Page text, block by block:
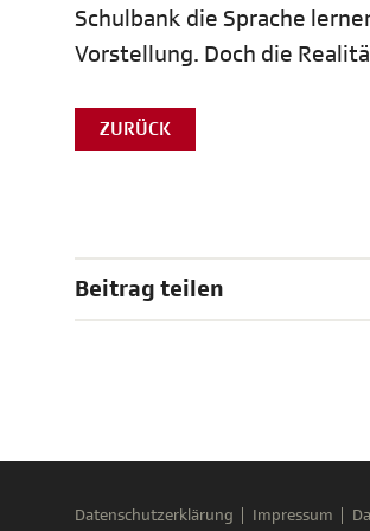
Schulbank die Sprache
Vorstellung. Doch die
ZURÜCK
Beitrag teilen
Datenschutzerklärung Impressum